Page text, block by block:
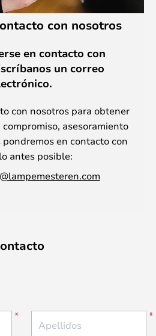
con nosotros
en contacto con
un correo
con nosotros para obtener
asesoramiento
en contacto con
antes posible:
Apellidos